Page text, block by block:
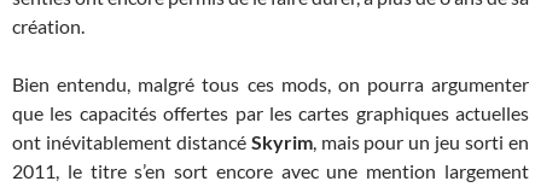
création.
Bien entendu, malgré tous ces mods, on pourra argumenter
que les capacités offertes par les cartes graphiques actuelles
ont inévitablement distancé Skyrim, mais pour un jeu sorti en
2011, le titre s’en sort encore avec une mention largement